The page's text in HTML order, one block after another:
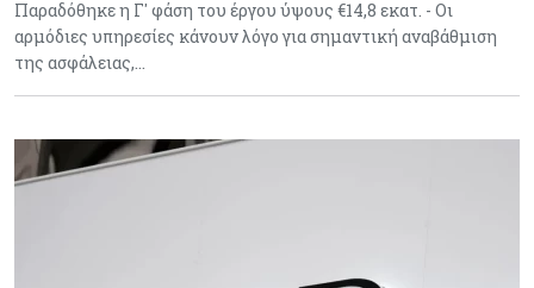
Παραδόθηκε η Γ' φάση του έργου ύψους €14,8 εκατ. - Οι
αρμόδιες υπηρεσίες κάνουν λόγο για σημαντική αναβάθμιση
της ασφάλειας,…